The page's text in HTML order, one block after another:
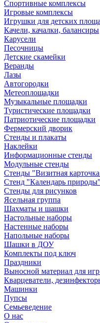
Спортивные комплексы
Игровые комплексы
Игрушки для детских
Качели, качалки, балансиры
Карусели
Песочницы
Детские скамейки
Веранды
Лазы
Автогородки
Метеоплощадки
Музыкальные площадки
Туристические площадки
Патриотические площадки
Фермерский дворик
Стенды и плакаты
Наклейки
Информационные стенды
Модульные стенды
Стенды "Визитная карточка
Стенд "Календарь природы"
Стенды для рисунков
Ясельная группа
Шахматы и шашки
Настольные наборы
Настенные наборы
Напольные наборы
Шашки в ДОУ
Комплекты под ключ
Праздники
Выносной материал для
Кварцеватели,
Машинки
Пупсы
Семьеведение
О нас